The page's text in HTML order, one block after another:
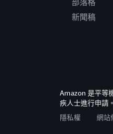
部落格
新聞稿
Amazon 是平等
疾人士進行申請。
隱私權
網站